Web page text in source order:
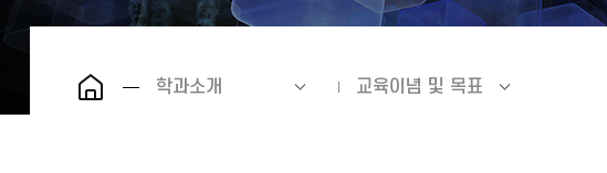
학과소개 교육이념 및 목표